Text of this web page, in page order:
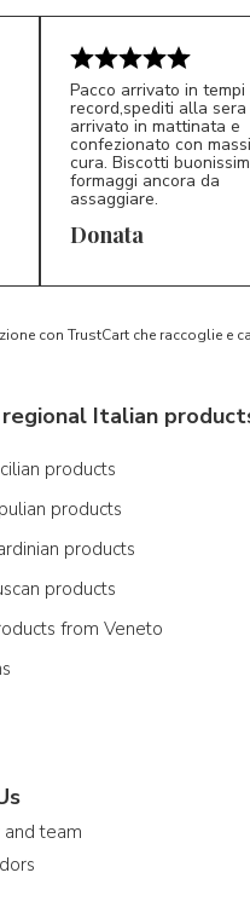
D*
Pacco arrivato in tempi
record,spediti alla sera
arrivato in mattinata e
confezionato con
cura. Biscotti
formaggi ancora da
assaggiare.
Donata
con TrustCart che raccoglie
Italian
products
products
products
products
from Veneto
and team